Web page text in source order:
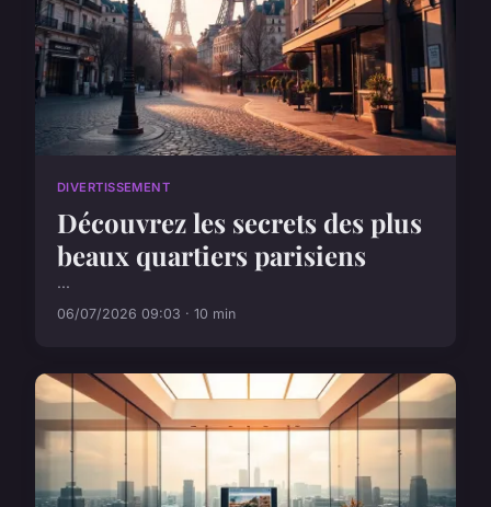
DIVERTISSEMENT
Découvrez les secrets des plus
beaux quartiers parisiens
...
06/07/2026 09:03 · 10 min